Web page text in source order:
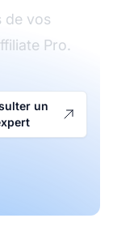
de vos
Pro.
un